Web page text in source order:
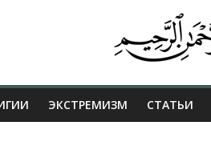
ЭКСТРЕМИЗМ СТАТЬИ